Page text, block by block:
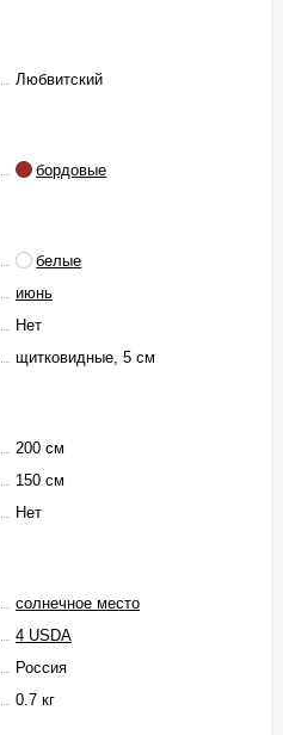
Любвитский
бордовые
белые
июнь
Нет
щитковидные, 5 см
200 см
150 см
Нет
солнечное место
4 USDA
Россия
0.7 кг